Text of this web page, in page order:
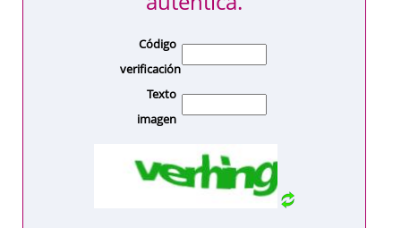
Código
verificación
Texto
imagen